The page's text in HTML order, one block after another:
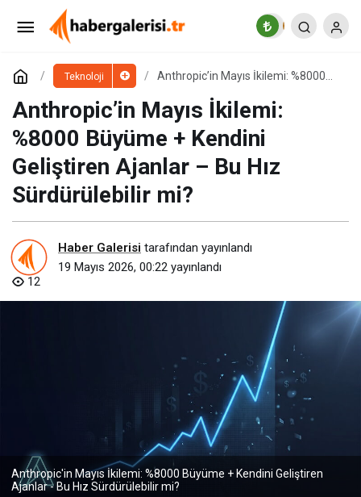
Teknoloji
Anthropic’in Mayıs İkilemi: %8000
– Bu Hız Sürdürülebilir mi?
Anthropic’in Mayıs İkilemi:
%8000 Büyüme + Kendini
Geliştiren Ajanlar – Bu Hız
Sürdürülebilir mi?
Haber Galerisi tarafından yayınlandı
19 Mayıs 2026, 00:22 yayınlandı
12
Anthropic'in Mayıs İkilemi: %8000 Büyüme + Kendini Geliştiren
Ajanlar - Bu Hız Sürdürülebilir mi?
Girişimci İçin AI Stratejisi: Ne Zaman ‘Build’, Ne
Zaman ‘Buy’?
Yorum Yap Paylaş